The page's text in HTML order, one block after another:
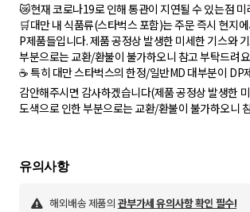
😿현재 코로나19로 인해 통관이 지연될 수 있는점 미
🛒대만 내 식품류(스타벅스 포함)는 주문 즉시 현지
P제품들입니다. 제품 공정상 발생한 미세한 기스와
부분으로는 교환/환불이 불가하오니 참고 부탁드려요
☕️ 특히 대만 스타벅스의 한정/일반MD 대부분이 DP
감안해주시면 감사하겠습니다(제품 공정상 발생한
도색으로 인한 부분으로는 교환/환불이 불가하오니
유의사항
해외배송 제품의 관부가세 유의사항 확인 필수!